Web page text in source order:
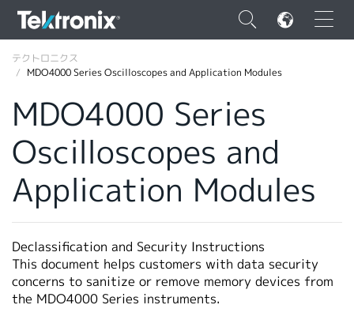
×
ENGLISH
FRANÇAIS
VIỆT NAM
简体中文
日本語
テクトロニクス
MDO4000 Series Oscilloscopes and Application Modules
MDO4000 Series
Oscilloscopes and
Application Modules
Declassification and Security Instructions
This document helps customers with data security
concerns to sanitize or remove memory devices from
the MDO4000 Series instruments.